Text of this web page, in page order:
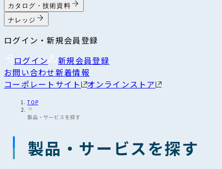
カタログ・技術資料
ナレッジ
ログイン・新規会員登録
ログイン
新規会員登録
お問い合わせ新着情報
コーポレートサイト
オンラインストア
TOP
製品・サービスを探す
製品・サービスを探す